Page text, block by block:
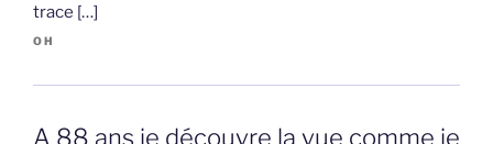
trace […]
OH
A 88 ans je découvre la vue comme je